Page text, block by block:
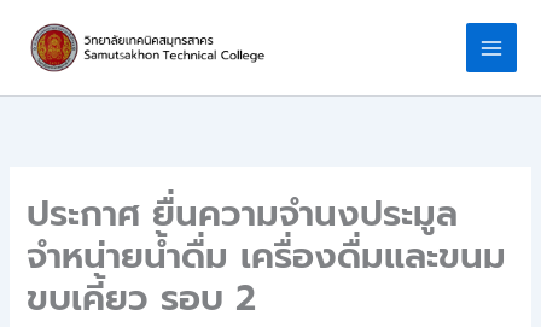
content
ประกาศ ยื่นความจำนงประมูล
จำหน่ายน้ำดื่ม เครื่องดื่มและขนม
ขบเคี้ยว รอบ 2